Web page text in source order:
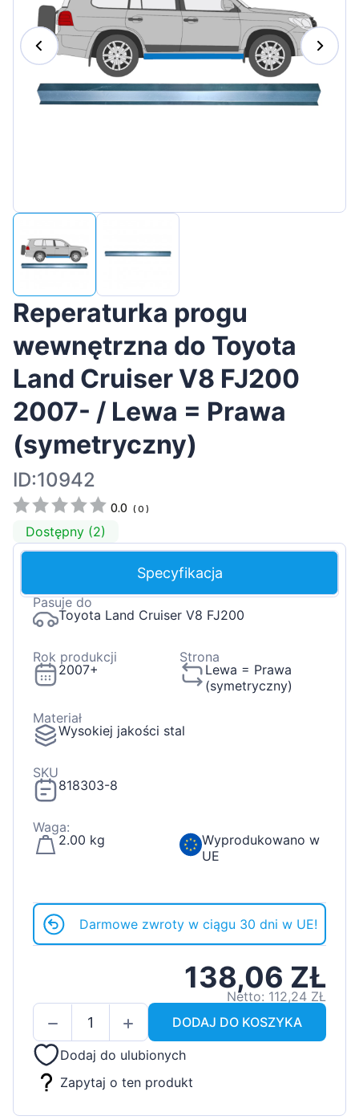
Magyar
Hrvatski
Português
Reperaturka progu
wewnętrzna do Toyota
Land Cruiser V8 FJ200
2007- / Lewa = Prawa
(symetryczny)
ID:10942
0.0 (0 )
Dostępny (2)
Specyfikacja
Pasuje do
Toyota Land Cruiser V8 FJ200
Rok produkcji
2007+
Strona
Lewa = Prawa
(symetryczny)
Materiał
Wysokiej jakości stal
SKU
818303-8
Waga:
2.00 kg
Wyprodukowano w
UE
Darmowe zwroty w ciągu 30 dni w UE!
138,06 ZŁ
Netto: 112,24 ZŁ
DODAJ DO KOSZYKA
Dodaj do ulubionych
Zapytaj o ten produkt